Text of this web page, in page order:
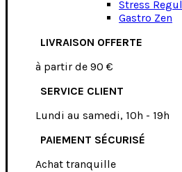
Stress Regul
Gastro Zen
LIVRAISON OFFERTE
à partir de 90 €
SERVICE CLIENT
Lundi au samedi, 10h - 19h
PAIEMENT SÉCURISÉ
Achat tranquille